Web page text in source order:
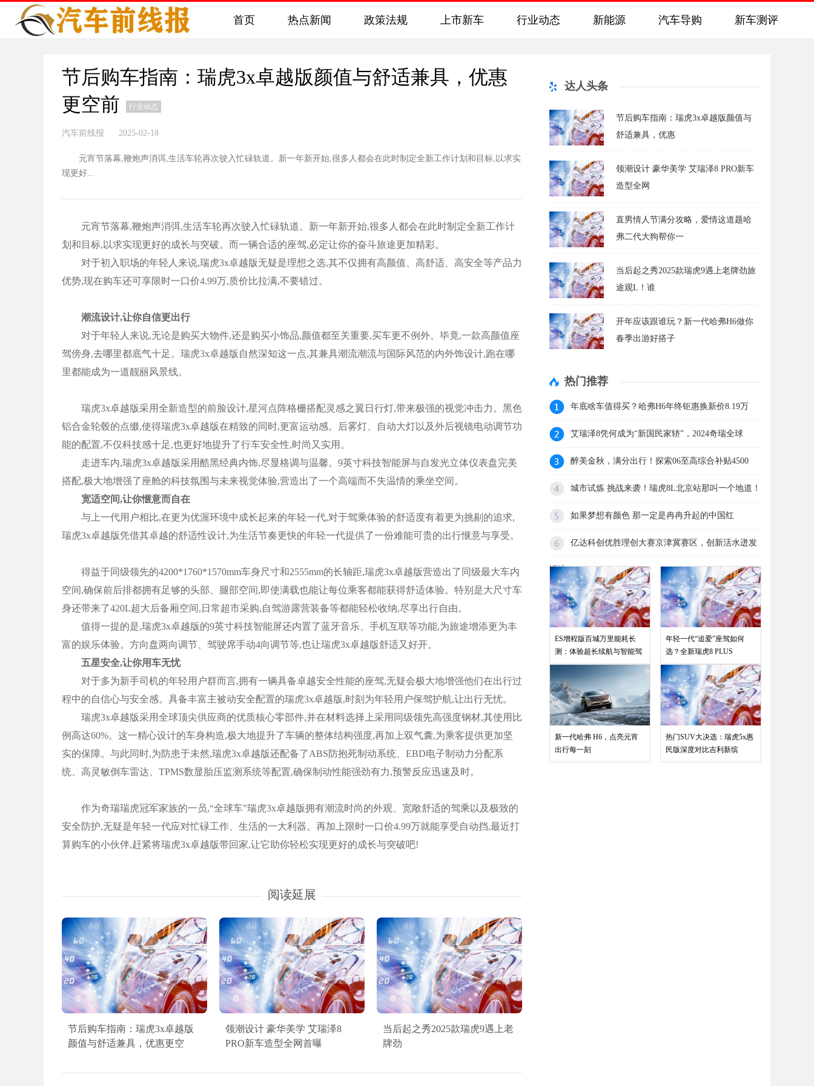
首页 热点新闻 政策法规 上市新车 行业动态 新能源 汽车导购 新车测评
节后购车指南：瑞虎3x卓越版颜值与舒适兼具，优惠
更空前
行业动态
汽车前线报 2025-02-18
元宵节落幕,鞭炮声消弭,生活车轮再次驶入忙碌轨道。新一年新开始,很多人都会在此时制定全新工作计划和目标,以求实
现更好...
元宵节落幕,鞭炮声消弭,生活车轮再次驶入忙碌轨道。新一年新开始,很多人都会在此时制定全新工作计
划和目标,以求实现更好的成长与突破。而一辆合适的座驾,必定让你的奋斗旅途更加精彩。
对于初入职场的年轻人来说,瑞虎3x卓越版无疑是理想之选,其不仅拥有高颜值、高舒适、高安全等产品力
优势,现在购车还可享限时一口价4.99万,质价比拉满,不要错过。
潮流设计,让你自信更出行
对于年轻人来说,无论是购买大物件,还是购买小饰品,颜值都至关重要,买车更不例外。毕竟,一款高颜值座
驾傍身,去哪里都底气十足。瑞虎3x卓越版自然深知这一点,其兼具潮流潮流与国际风范的内外饰设计,跑在哪
里都能成为一道靓丽风景线。
瑞虎3x卓越版采用全新造型的前脸设计,星河点阵格栅搭配灵感之翼日行灯,带来极强的视觉冲击力。黑色
铝合金轮毂的点缀,使得瑞虎3x卓越版在精致的同时,更富运动感。后雾灯、自动大灯以及外后视镜电动调节功
能的配置,不仅科技感十足,也更好地提升了行车安全性,时尚又实用。
走进车内,瑞虎3x卓越版采用酷黑经典内饰,尽显格调与温馨。9英寸科技智能屏与自发光立体仪表盘完美
搭配,极大地增强了座舱的科技氛围与未来视觉体验,营造出了一个高端而不失温情的乘坐空间。
宽适空间,让你惬意而自在
与上一代用户相比,在更为优渥环境中成长起来的年轻一代,对于驾乘体验的舒适度有着更为挑剔的追求,
瑞虎3x卓越版凭借其卓越的舒适性设计,为生活节奏更快的年轻一代提供了一份难能可贵的出行惬意与享受。
得益于同级领先的4200*1760*1570mm车身尺寸和2555mm的长轴距,瑞虎3x卓越版营造出了同级最大车内
空间,确保前后排都拥有足够的头部、腿部空间,即使满载也能让每位乘客都能获得舒适体验。特别是大尺寸车
身还带来了420L超大后备厢空间,日常超市采购,自驾游露营装备等都能轻松收纳,尽享出行自由。
值得一提的是,瑞虎3x卓越版的9英寸科技智能屏还内置了蓝牙音乐、手机互联等功能,为旅途增添更为丰
富的娱乐体验。方向盘两向调节、驾驶席手动4向调节等,也让瑞虎3x卓越版舒适又好开。
五星安全,让你用车无忧
对于多为新手司机的年轻用户群而言,拥有一辆具备卓越安全性能的座驾,无疑会极大地增强他们在出行过
程中的自信心与安全感。具备丰富主被动安全配置的瑞虎3x卓越版,时刻为年轻用户保驾护航,让出行无忧。
瑞虎3x卓越版采用全球顶尖供应商的优质核心零部件,并在材料选择上采用同级领先高强度钢材,其使用比
例高达60%。这一精心设计的车身构造,极大地提升了车辆的整体结构强度,再加上双气囊,为乘客提供更加坚
实的保障。与此同时,为防患于未然,瑞虎3x卓越版还配备了ABS防抱死制动系统、EBD电子制动力分配系
统、高灵敏倒车雷达、TPMS数显胎压监测系统等配置,确保制动性能强劲有力,预警反应迅速及时。
作为奇瑞瑞虎冠军家族的一员,“全球车”瑞虎3x卓越版拥有潮流时尚的外观、宽敞舒适的驾乘以及极致的
安全防护,无疑是年轻一代应对忙碌工作、生活的一大利器。再加上限时一口价4.99万就能享受自动挡,最近打
算购车的小伙伴,赶紧将瑞虎3x卓越版带回家,让它助你轻松实现更好的成长与突破吧!
阅读延展
节后购车指南：瑞虎3x卓越版
颜值与舒适兼具，优惠更空
领潮设计 豪华美学 艾瑞泽8
PRO新车造型全网首曝
当后起之秀2025款瑞虎9遇上老
牌劲
达人头条
节后购车指南：瑞虎3x卓越版颜值与
舒适兼具，优惠
领潮设计 豪华美学 艾瑞泽8 PRO新车
造型全网
直男情人节满分攻略，爱情这道题哈
弗二代大狗帮你一
当后起之秀2025款瑞虎9遇上老牌劲旅
途观L！谁
开年应该跟谁玩？新一代哈弗H6做你
春季出游好搭子
热门推荐
年底啥车值得买？哈弗H6年终钜惠换新价8.19万
艾瑞泽8凭何成为“新国民家轿”，2024奇瑞全球
醉美金秋，满分出行！探索06至高综合补贴4500
城市试炼 挑战来袭！瑞虎8L北京站那叫一个地道！
如果梦想有颜色 那一定是冉冉升起的中国红
亿达科创优胜理创大赛京津冀赛区，创新活水迸发
涌流
ES增程版百城万里能耗长
测：体验超长续航与智能驾
新一代哈弗 H6，点亮元宵
出行每一刻
年轻一代“追爱”座驾如何
选？全新瑞虎8 PLUS
热门SUV大决选：瑞虎5x惠
民版深度对比吉利新缤